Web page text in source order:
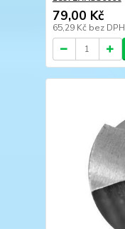
79,00 Kč
65,29 Kč bez DPH